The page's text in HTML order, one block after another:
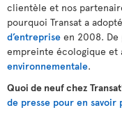
clientèle et nos
pourquoi Transat a
d’entreprise en 2008. De
empreinte écologique et
environnementale.
Quoi de neuf chez
de presse pour en savoir